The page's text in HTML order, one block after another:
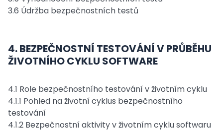
3.6 Údržba bezpečnostních testů
4. BEZPEČNOSTNÍ TESTOVÁNÍ V PRŮBĚHU
ŽIVOTNÍHO CYKLU SOFTWARE
4.1 Role bezpečnostního testování v životním cyklu
4.1.1 Pohled na životní cyklus bezpečnostního
testování
4.1.2 Bezpečnostní aktivity v životním cyklu softwaru